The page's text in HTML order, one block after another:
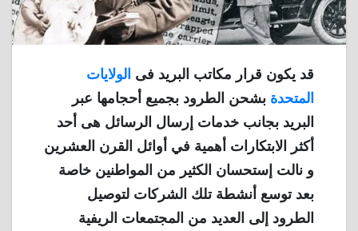
قد يكون قرار مكاتب البريد فى الولايات
المتحدة بشحن الطرود بجميع أحجامها عبر
البريد بجانب خدمات إرسال الرسائل هى أحد
أكثر الابتكارات أهمية في أوائل القرن العشرين
و نالت إستحسان الكثير من المواطنين خاصة
بعد توسع أنشطة تلك الشركات لتوصيل
الطرود إلى العديد من المجتمعات الريفية